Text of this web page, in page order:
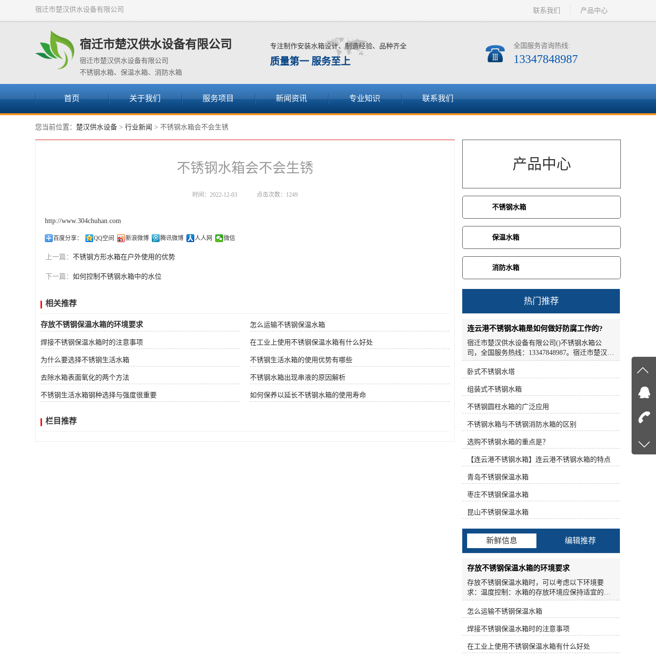
宿迁市楚汉供水设备有限公司 联系我们 产品中心
宿迁市楚汉供水设备有限公司
宿迁市楚汉供水设备有限公司
不锈钢水箱、保温水箱、消防水箱
专注制作安装水箱设计、制造经验、品种齐全
质量第一 服务至上
全国服务咨询热线:
13347848987
首页 关于我们 服务项目 新闻资讯 专业知识 联系我们
您当前位置： 楚汉供水设备 > 行业新闻 > 不锈钢水箱会不会生锈
不锈钢水箱会不会生锈
时间：2022-12-03 点击次数：1249
http://www.304chuhan.com
百度分享： QQ空间 新浪微博 腾讯微博 人人网 微信
上一篇： 不锈钢方形水箱在户外使用的优势
下一篇： 如何控制不锈钢水箱中的水位
相关推荐
存放不锈钢保温水箱的环境要求 怎么运输不锈钢保温水箱
焊接不锈钢保温水箱时的注意事项 在工业上使用不锈钢保温水箱有什么好处
为什么要选择不锈钢生活水箱 不锈钢生活水箱的使用优势有哪些
去除水箱表面氧化的两个方法 不锈钢水箱出现串液的原因解析
不锈钢生活水箱钢种选择与强度很重要 如何保养以延长不锈钢水箱的使用寿命
栏目推荐
产品中心
不锈钢水箱
保温水箱
消防水箱
热门推荐
连云港不锈钢水箱是如何做好防腐工作的?
宿迁市楚汉供水设备有限公司()不锈钢水箱公
司，全国服务热线：13347848987。宿迁市楚汉供
水设备有限公司批量供应不锈钢水箱。不锈钢水
箱是如何做好防腐工作的?接下来小编就为大家简
店、办公室、公寓、科研教学楼、食品加工、医
疗卫生、电子工业等水质要求较高的场所。不锈
钢水箱是继玻璃水箱之后的新一代储水设备。产
品采用全不锈钢板制造，美观、经济、实用，主
体性能良好。与其它水箱相比，不锈钢高位水箱
具有重量轻、强度高、耐腐蚀、耐高温、水质洁
净、抗渗、抗震、不结青苔、安装方便、无需维
护、清洗方便等优点。不锈钢表面处理技术主要
表面着色。表面增白处理：不锈钢在加工过程
中，经过卷取、封边、焊接或人工表面加热处
理，不锈钢管、不锈钢棒、不锈钢丝、不锈钢消
防水箱产生黑色氧化皮。这种坚硬的灰黑色氧化
皮主要由NiCr2O4和NiFeO4组成，以前常用氢氟
酸和硝酸作强腐蚀去除。但这种方法成本高，污
染环境，对人体有害，腐蚀性强，逐步消除。目
前，氧化皮的治疗主要有两种方法。不锈钢水箱
源。水箱周围(>500mm)检修空间无污染。充水2-
3h，罐体无明显变形，焊缝合格，无渗漏。在使
用、维修和维护水箱管道时，不要对管道进出口
施加过大的负荷。不要将阀门和大口径管道的重
量直接施加到水箱喷嘴上，必要时应设置管支
架：焊管的胀缩和振动必须安装柔性伸缩接头。
冲压不锈钢板焊接水箱是由不锈钢板冲压出的钢
筋和不锈钢焊接带一体而成。结构简单，强度
好，可生产大容量水箱。由于箱体采用不锈钢板
卧式不锈钢水塔
组装式不锈钢水箱
不锈钢圆柱水箱的广泛应用
不锈钢水箱与不锈钢消防水箱的区别
选购不锈钢水箱的重点是？
【连云港不锈钢水箱】连云港不锈钢水箱的特点
青岛不锈钢保温水箱
枣庄不锈钢保温水箱
昆山不锈钢保温水箱
新鲜信息 编辑推荐
存放不锈钢保温水箱的环境要求
存放不锈钢保温水箱时，可以考虑以下环境要
求：温度控制：水箱的存放环境应保持适宜的温
度，避免过高或过低温度对不锈钢和保温材料产
生不利影响。一般来说，室温范围（15-25摄氏
锈钢保温水箱存放的环境应尽量避免潮湿和高湿
度的情况，特别是长时间暴露在潮湿环境中容易
导致水箱表面腐蚀和保温材料受潮。避免直接阳
怎么运输不锈钢保温水箱
焊接不锈钢保温水箱时的注意事项
在工业上使用不锈钢保温水箱有什么好处